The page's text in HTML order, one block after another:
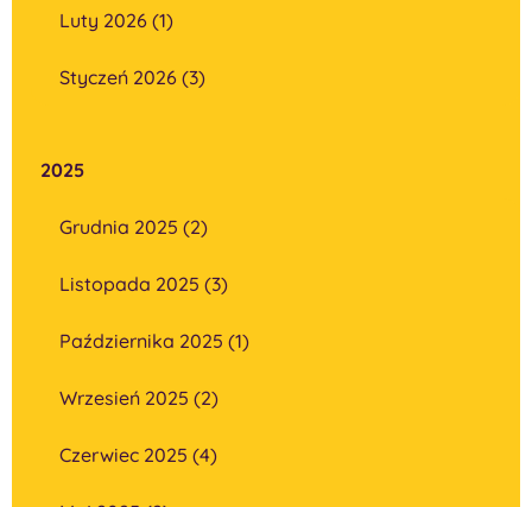
Luty 2026 (1)
Styczeń 2026 (3)
2025
Grudnia 2025 (2)
Listopada 2025 (3)
Października 2025 (1)
Wrzesień 2025 (2)
Czerwiec 2025 (4)